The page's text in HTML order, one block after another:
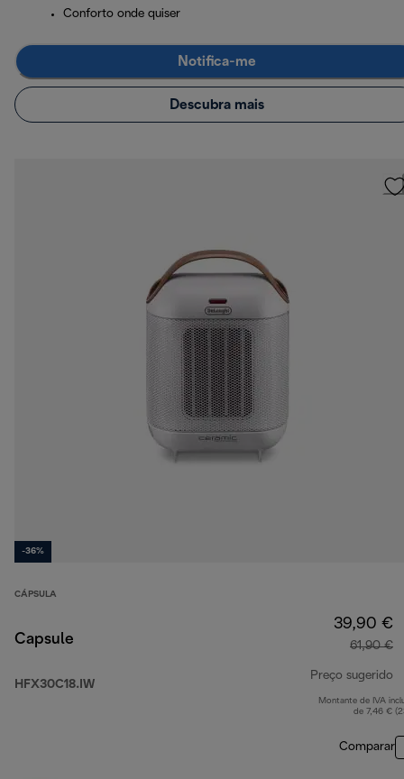
Conforto onde quiser
Notifica-me
Descubra mais
-36%
CÁPSULA
Capsule
HFX30C18.IW
39,90 €
61,90 €
Preço sugerido
Montante de IVA
de 7,46 €
Comparar